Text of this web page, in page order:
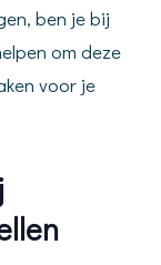
ben je bij
om deze
voor je